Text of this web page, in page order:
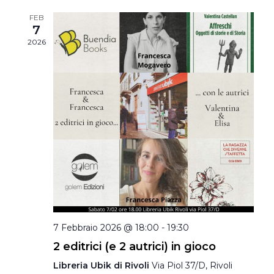
FEB
7
2026
7 Febbraio 2026 @ 18:00 - 19:30
2 editrici (e 2 autrici) in gioco
Libreria Ubik di Rivoli Via Piol 37/D, Rivoli